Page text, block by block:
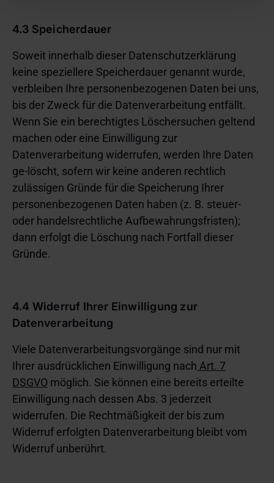
Zwecken, Anbietern und Speicherdauern finden Sie in
unserer
4.3 Speicherdauer
Soweit innerhalb dieser Datenschutzerklärung
keine speziellere Speicherdauer genannt wurde,
verbleiben Ihre personenbezogenen Daten bei uns,
bis der Zweck für die Datenverarbeitung entfällt.
Wenn Sie ein berechtigtes Löschersuchen geltend
machen oder eine Einwilligung zur
Datenverarbeitung widerrufen, werden Ihre Daten
ge-löscht, sofern wir keine anderen rechtlich
zulässigen Gründe für die Speicherung Ihrer
personenbezogenen Daten haben (z. B. steuer-
oder handelsrechtliche Aufbewahrungsfristen);
dann erfolgt die Löschung nach Fortfall dieser
Gründe.
4.4 Widerruf Ihrer Einwilligung zur
Datenverarbeitung
Viele Datenverarbeitungsvorgänge sind nur mit
Ihrer ausdrücklichen Einwilligung nach Art. 7
DSGVO möglich. Sie können eine bereits erteilte
Einwilligung nach dessen Abs. 3 jederzeit
widerrufen. Die Rechtmäßigkeit der bis zum
Widerruf erfolgten Datenverarbeitung bleibt vom
Widerruf unberührt.